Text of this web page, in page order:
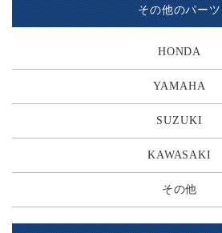
その他のパーツ
HONDA
YAMAHA
SUZUKI
KAWASAKI
その他